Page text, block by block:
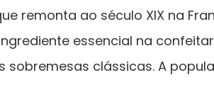
remonta ao século XIX na
essencial na
sobremesas clássicas. A